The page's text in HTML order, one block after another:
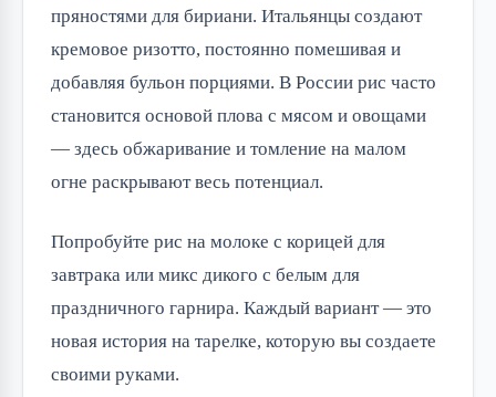
пряностями для бириани. Итальянцы создают
кремовое ризотто, постоянно помешивая и
добавляя бульон порциями. В России рис часто
становится основой плова с мясом и овощами
— здесь обжаривание и томление на малом
огне раскрывают весь потенциал.
Попробуйте рис на молоке с корицей для
завтрака или микс дикого с белым для
праздничного гарнира. Каждый вариант — это
новая история на тарелке, которую вы создаете
своими руками.